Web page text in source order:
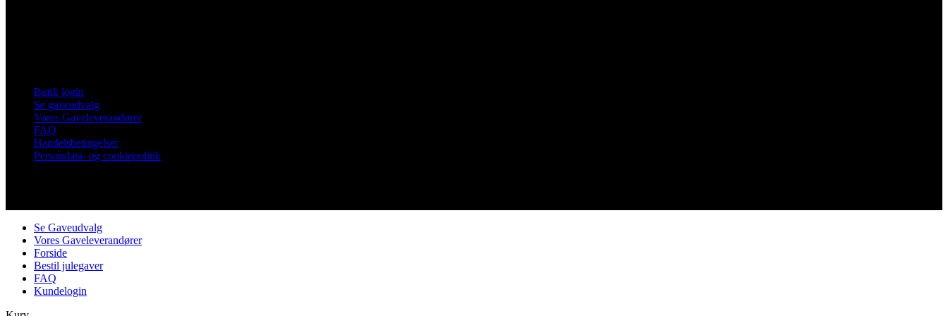
Butik login
Se gaveudvalg
Vores Gaveleverandører
FAQ
Handelsbetingelser
Persondata- og cookiepolitik
Se Gaveudvalg
Vores Gaveleverandører
Forside
Bestil julegaver
FAQ
Kundelogin